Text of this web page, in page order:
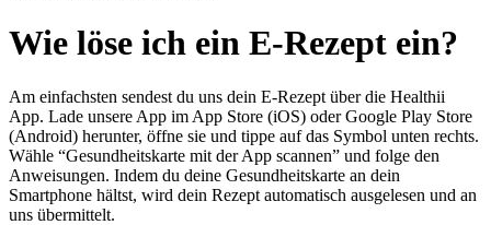
Wie löse ich ein E-Rezept ein?
Am einfachsten sendest du uns dein E-Rezept über die Healthii
App. Lade unsere App im App Store (iOS) oder Google Play Store
(Android) herunter, öffne sie und tippe auf das Symbol unten rechts.
Wähle “Gesundheitskarte mit der App scannen” und folge den
Anweisungen. Indem du deine Gesundheitskarte an dein
Smartphone hältst, wird dein Rezept automatisch ausgelesen und an
uns übermittelt.